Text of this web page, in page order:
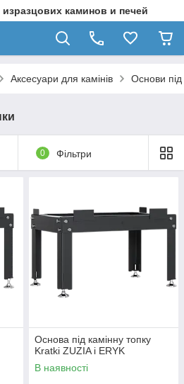
каминов и печей
Аксесуари для камінів Основи під
0 Фільтри
Основа під камінну топку
Kratki ZUZIA і ERYK
В наявності